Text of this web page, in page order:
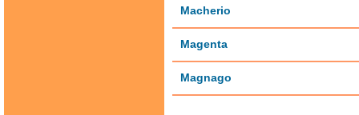
Macherio
Magenta
Magnago